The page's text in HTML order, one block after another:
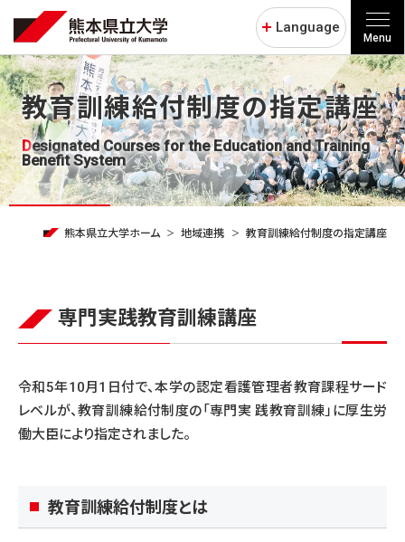
Language
Menu
教育訓練給付制度の指定講座
Designated Courses for the Education and Training
Benefit System
熊本県立大学ホーム 地域連携 教育訓練給付制度の指定講座
専門実践教育訓練講座
令和5年10月1日付で、本学の認定看護管理者教育課程サード
レベルが、教育訓練給付制度の「専門実 践教育訓練」に厚生労
働大臣により指定されました。
教育訓練給付制度とは